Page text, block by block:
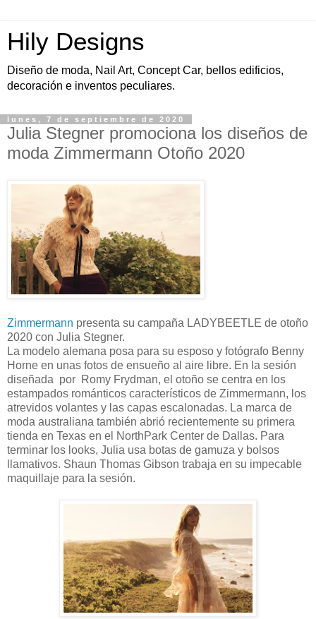
Hily Designs
Diseño de moda, Nail Art, Concept Car, bellos edificios,
decoración e inventos peculiares.
lunes, 7 de septiembre de 2020
Julia Stegner promociona los diseños de
moda Zimmermann Otoño 2020
Zimmermann presenta su campaña LADYBEETLE de otoño
2020 con Julia Stegner.
La modelo alemana posa para su esposo y fotógrafo Benny
Horne en unas fotos de ensueño al aire libre. En la sesión
diseñada por Romy Frydman, el otoño se centra en los
estampados románticos característicos de Zimmermann, los
atrevidos volantes y las capas escalonadas. La marca de
moda australiana también abrió recientemente su primera
tienda en Texas en el NorthPark Center de Dallas. Para
terminar los looks, Julia usa botas de gamuza y bolsos
llamativos. Shaun Thomas Gibson trabaja en su impecable
maquillaje para la sesión.